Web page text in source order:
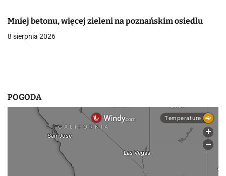
p
i
Mniej betonu, więcej zieleni na poznańskim osiedlu
8 sierpnia 2026
POGODA